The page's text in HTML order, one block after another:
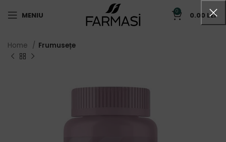
MENIU 0 0.00 LEI
Home Frumusețe